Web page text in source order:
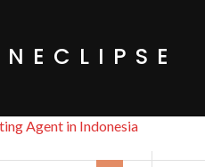
Agent in Indonesia